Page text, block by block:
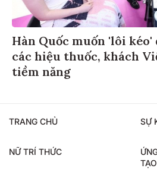
Hàn Quốc muốn 'lôi kéo'
các hiệu thuốc, khách
tiềm năng
TRANG CHỦ SỰ
NỮ TRÍ THỨC
TẠO